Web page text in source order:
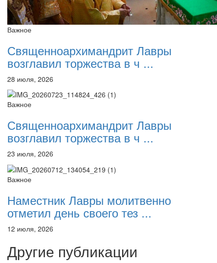
Важное
Священноархимандрит Лавры
возглавил торжества в ч ...
28 июля, 2026
Важное
Священноархимандрит Лавры
возглавил торжества в ч ...
23 июля, 2026
Важное
Наместник Лавры молитвенно
отметил день своего тез ...
12 июля, 2026
Другие публикации